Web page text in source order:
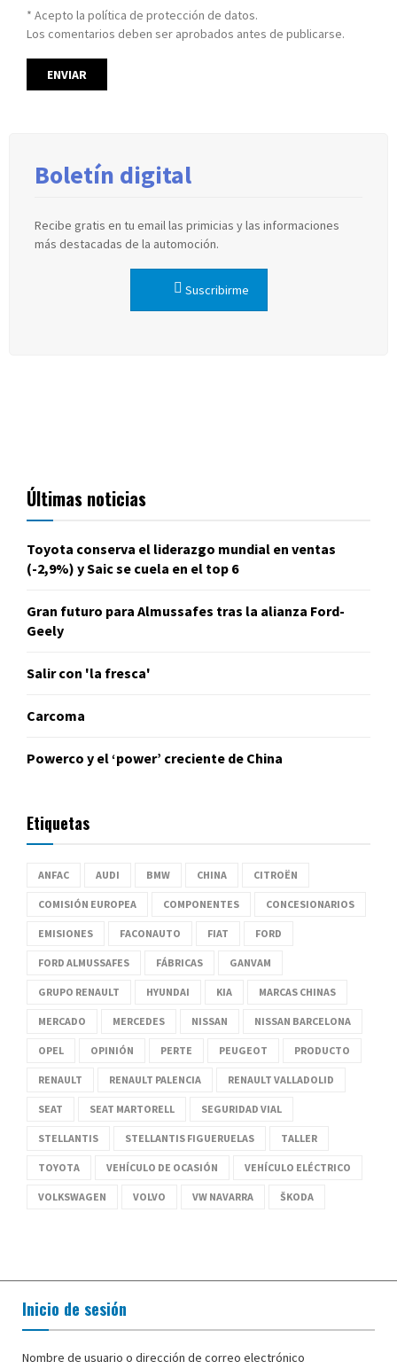
* Acepto la política de protección de datos.
Los comentarios deben ser aprobados antes de publicarse.
Boletín digital
Recibe gratis en tu email las primicias y las informaciones
más destacadas de la automoción.
Suscribirme
Últimas noticias
Toyota conserva el liderazgo mundial en ventas
(-2,9%) y Saic se cuela en el top 6
Gran futuro para Almussafes tras la alianza Ford-
Geely
Salir con 'la fresca'
Carcoma
Powerco y el ‘power’ creciente de China
Etiquetas
ANFAC AUDI BMW CHINA CITROËN
COMISIÓN EUROPEA COMPONENTES CONCESIONARIOS
EMISIONES FACONAUTO FIAT FORD
FORD ALMUSSAFES FÁBRICAS GANVAM
GRUPO RENAULT HYUNDAI KIA MARCAS CHINAS
MERCADO MERCEDES NISSAN NISSAN BARCELONA
OPEL OPINIÓN PERTE PEUGEOT PRODUCTO
RENAULT RENAULT PALENCIA RENAULT VALLADOLID
SEAT SEAT MARTORELL SEGURIDAD VIAL
STELLANTIS STELLANTIS FIGUERUELAS TALLER
TOYOTA VEHÍCULO DE OCASIÓN VEHÍCULO ELÉCTRICO
VOLKSWAGEN VOLVO VW NAVARRA ŠKODA
Inicio de sesión
Nombre de usuario o dirección de correo electrónico